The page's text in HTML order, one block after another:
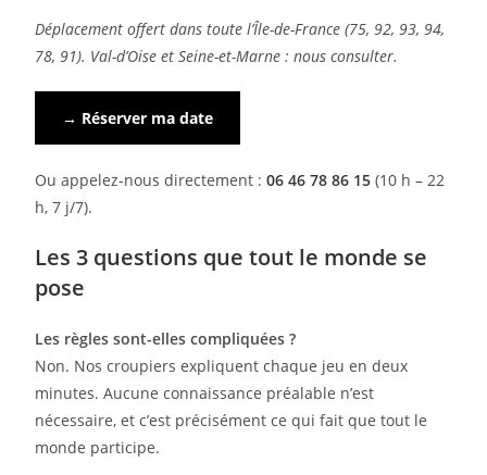
Déplacement offert dans toute l’Île-de-France (75, 92, 93, 94,
78, 91). Val-d’Oise et Seine-et-Marne : nous consulter.
→ Réserver ma date
Ou appelez-nous directement :06 46 78 86 15 (10 h – 22
h, 7 j/7).
Les 3 questions que tout le monde se
pose
Les règles sont-elles compliquées ?
Non. Nos croupiers expliquent chaque jeu en deux
minutes. Aucune connaissance préalable n’est
nécessaire, et c’est précisément ce qui fait que tout le
monde participe.